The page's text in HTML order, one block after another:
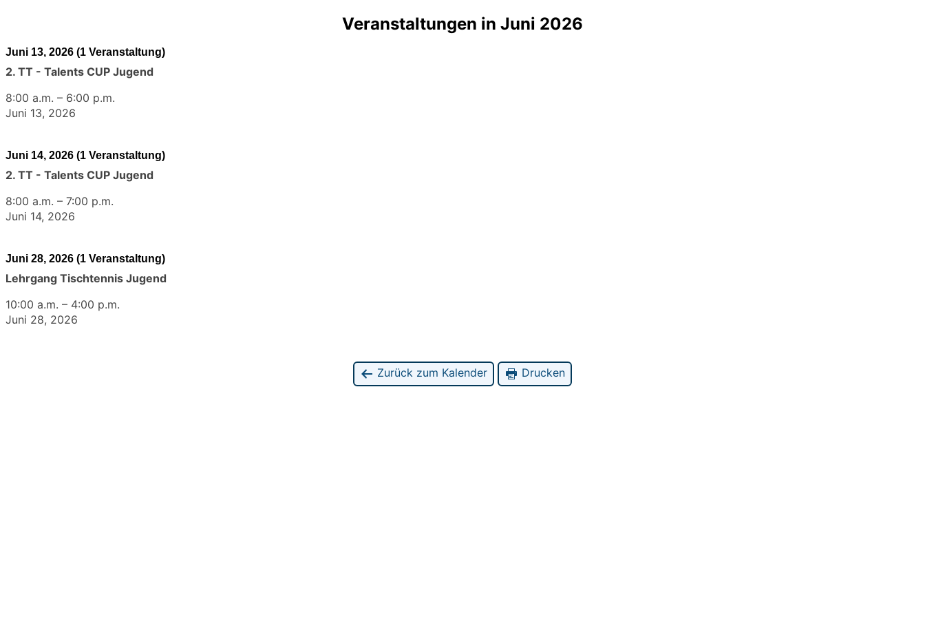
Veranstaltungen in Juni 2026
Juni 13, 2026 (1 Veranstaltung)
2. TT - Talents CUP Jugend
8:00 a.m. – 6:00 p.m.
Juni 13, 2026
Juni 14, 2026 (1 Veranstaltung)
2. TT - Talents CUP Jugend
8:00 a.m. – 7:00 p.m.
Juni 14, 2026
Juni 28, 2026 (1 Veranstaltung)
Lehrgang Tischtennis Jugend
10:00 a.m. – 4:00 p.m.
Juni 28, 2026
Zurück zum Kalender Drucken